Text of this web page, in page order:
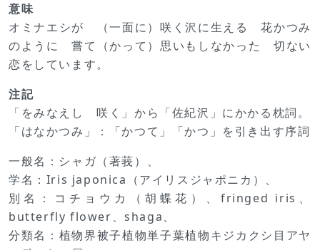
意味
オミナエシが （一面に）咲く沢に生える 花かつみ
のように 嘗て（かって）思いもしなかった 切ない
恋をしています。
注記
「をみなえし 咲く」から「佐紀沢」にかかる枕詞。
「はなかつみ」：「かつて」「かつ」を引き出す序詞
一般名：シャガ（著莪）、
学名：Iris japonica（アイリスジャポニカ）、
別名：コチョウカ（胡蝶花）、fringed iris、
butterfly flower、shaga、
分類名：植物界被子植物単子葉植物キジカクシ目アヤ